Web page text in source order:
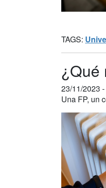
TAGS:
¿Qué
23/11/2023 -
Una FP, un